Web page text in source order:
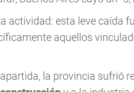
actividad: esta leve caída
aquellos
la provincia sufrió